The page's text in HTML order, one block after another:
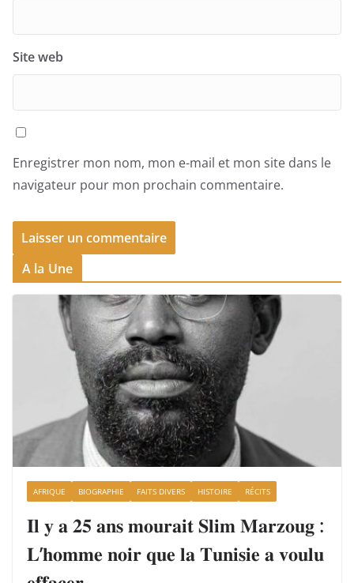
Site web
Enregistrer mon nom, mon e-mail et mon site dans le
navigateur pour mon prochain commentaire.
A la Une
AFRIQUE BIOGRAPHIE FAITS DIVERS HISTOIRE RÉCITS
𝐈𝐥 𝐲 𝐚 𝟐𝟓 𝐚𝐧𝐬 𝐦𝐨𝐮𝐫𝐚𝐢𝐭 𝐒𝐥𝐢𝐦 𝐌𝐚𝐫𝐳𝐨𝐮𝐠 :
𝐋’𝐡𝐨𝐦𝐦𝐞 𝐧𝐨𝐢𝐫 𝐪𝐮𝐞 𝐥𝐚 𝐓𝐮𝐧𝐢𝐬𝐢𝐞 𝐚 𝐯𝐨𝐮𝐥𝐮